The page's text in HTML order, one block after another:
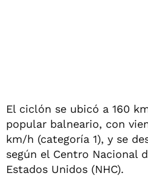
El ciclón se ubicó a 160
popular balneario, con
km/h (categoría 1), y se
según el Centro Nacional
Estados Unidos (NHC).